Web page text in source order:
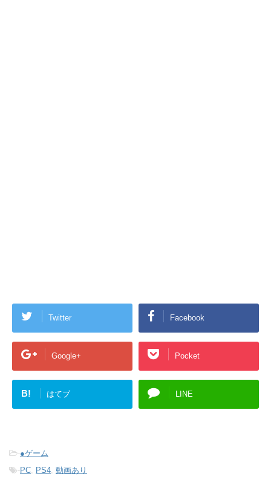
Twitter Facebook
Google+ Pocket
B! はてブ LINE
-●ゲーム
-PC PS4 動画あり